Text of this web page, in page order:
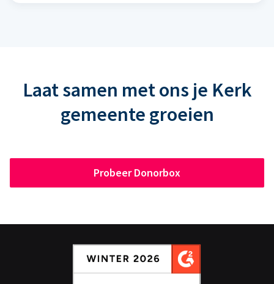
Laat samen met ons je Kerk
gemeente groeien
Probeer Donorbox